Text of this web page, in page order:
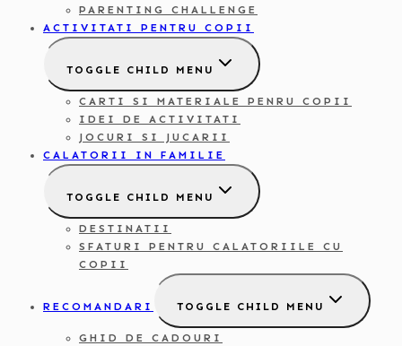
PARENTING CHALLENGE
ACTIVITATI PENTRU COPII
TOGGLE CHILD MENU
CARTI SI MATERIALE PENRU COPII
IDEI DE ACTIVITATI
JOCURI SI JUCARII
CALATORII IN FAMILIE
TOGGLE CHILD MENU
DESTINATII
SFATURI PENTRU CALATORIILE CU
COPII
RECOMANDARI TOGGLE CHILD MENU
GHID DE CADOURI